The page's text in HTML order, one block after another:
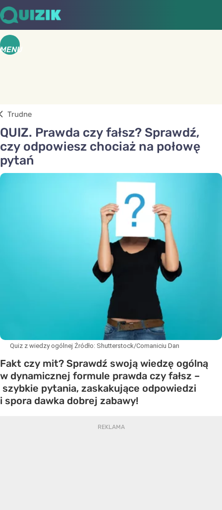
MENU
Trudne
QUIZ. Prawda czy fałsz? Sprawdź,
czy odpowiesz chociaż na połowę
pytań
Quiz z wiedzy ogólnej Źródło: Shutterstock/Comaniciu Dan
Fakt czy mit? Sprawdź swoją wiedzę ogólną
w dynamicznej formule prawda czy fałsz –
szybkie pytania, zaskakujące odpowiedzi
i spora dawka dobrej zabawy!